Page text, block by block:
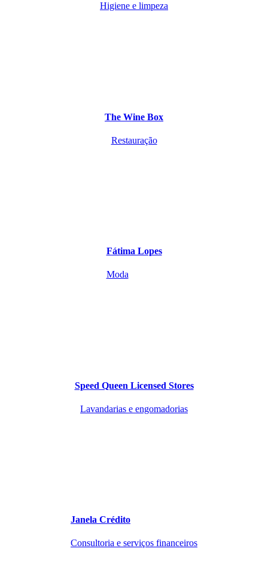
Higiene e limpeza
The Wine Box
Restauração
Fátima Lopes
Moda
Speed Queen Licensed Stores
Lavandarias e engomadorias
Janela Crédito
Consultoria e serviços financeiros